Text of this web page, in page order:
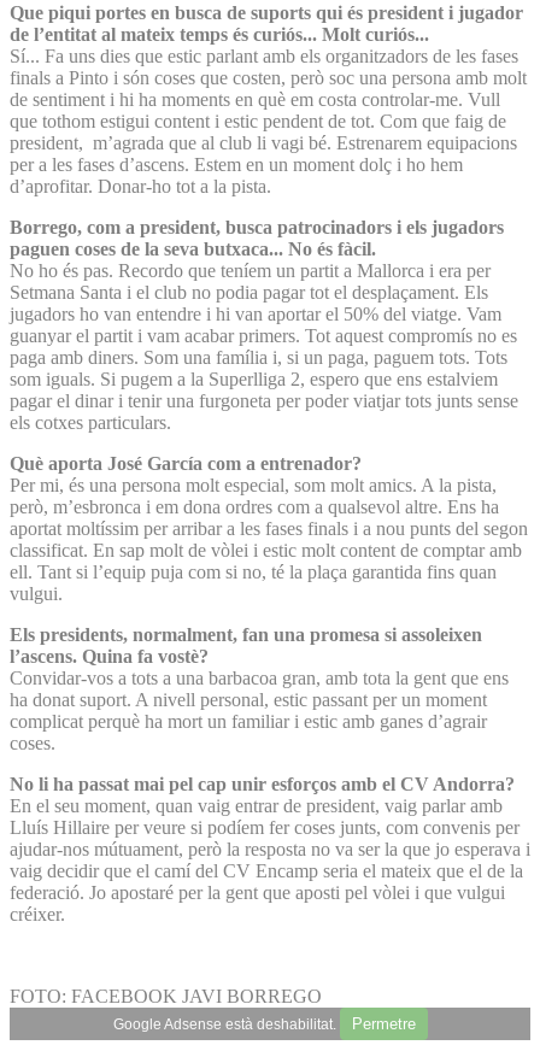
Que piqui portes en busca de suports qui és president i jugador
de l’entitat al mateix temps és curiós... Molt curiós...
Sí... Fa uns dies que estic parlant amb els organitzadors de les fases
finals a Pinto i són coses que costen, però soc una persona amb molt
de sentiment i hi ha moments en què em costa controlar-me. Vull
que tothom estigui content i estic pendent de tot. Com que faig de
president, m’agrada que al club li vagi bé. Estrenarem equipacions
per a les fases d’ascens. Estem en un moment dolç i ho hem
d’aprofitar. Donar-ho tot a la pista.
Borrego, com a president, busca patrocinadors i els jugadors
paguen coses de la seva butxaca... No és fàcil.
No ho és pas. Recordo que teníem un partit a Mallorca i era per
Setmana Santa i el club no podia pagar tot el desplaçament. Els
jugadors ho van entendre i hi van aportar el 50% del viatge. Vam
guanyar el partit i vam acabar primers. Tot aquest compromís no es
paga amb diners. Som una família i, si un paga, paguem tots. Tots
som iguals. Si pugem a la Superlliga 2, espero que ens estalviem
pagar el dinar i tenir una furgoneta per poder viatjar tots junts sense
els cotxes particulars.
Què aporta José García com a entrenador?
Per mi, és una persona molt especial, som molt amics. A la pista,
però, m’esbronca i em dona ordres com a qualsevol altre. Ens ha
aportat moltíssim per arribar a les fases finals i a nou punts del segon
classificat. En sap molt de vòlei i estic molt content de comptar amb
ell. Tant si l’equip puja com si no, té la plaça garantida fins quan
vulgui.
Els presidents, normalment, fan una promesa si assoleixen
l’ascens. Quina fa vostè?
Convidar-vos a tots a una barbacoa gran, amb tota la gent que ens
ha donat suport. A nivell personal, estic passant per un moment
complicat perquè ha mort un familiar i estic amb ganes d’agrair
coses.
No li ha passat mai pel cap unir esforços amb el CV Andorra?
En el seu moment, quan vaig entrar de president, vaig parlar amb
Lluís Hillaire per veure si podíem fer coses junts, com convenis per
ajudar-nos mútuament, però la resposta no va ser la que jo esperava i
vaig decidir que el camí del CV Encamp seria el mateix que el de la
federació. Jo apostaré per la gent que aposti pel vòlei i que vulgui
créixer.
FOTO: FACEBOOK JAVI BORREGO
Google Adsense està deshabilitat. Permetre